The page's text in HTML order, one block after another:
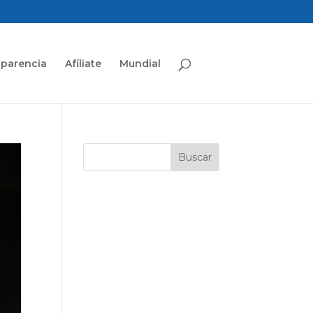
Afíliate Mundial